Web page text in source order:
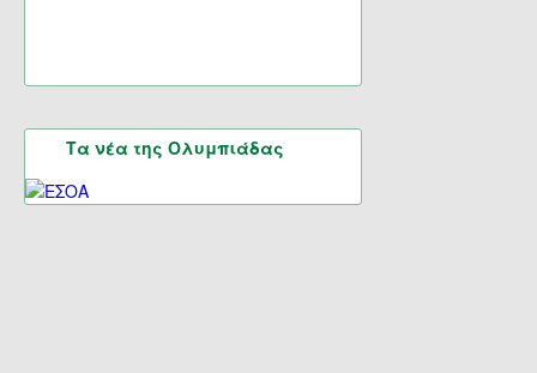
Τα νέα της Ολυμπιάδας